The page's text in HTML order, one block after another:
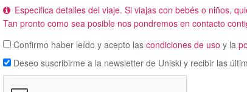
Especifica detalles del viaje. Si viajas con bebés o niños,
Tan pronto como sea posible nos pondremos en contacto
Confirmo haber leído y acepto lascondiciones de uso y la
Deseo suscribirme a la newsletter de Uniski y recibir las